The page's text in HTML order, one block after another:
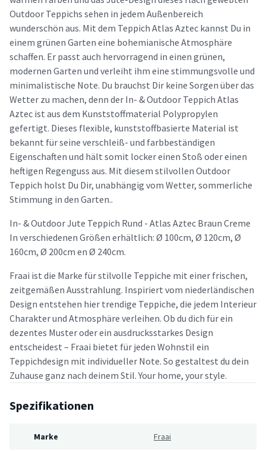
Outdoor Teppichs sehen in jedem Außenbereich
wunderschön aus. Mit dem Teppich Atlas Aztec kannst Du in
einem grünen Garten eine bohemianische Atmosphäre
schaffen. Er passt auch hervorragend in einen grünen,
modernen Garten und verleiht ihm eine stimmungsvolle und
minimalistische Note. Du brauchst Dir keine Sorgen über das
Wetter zu machen, denn der In- & Outdoor Teppich Atlas
Aztec ist aus dem Kunststoffmaterial Polypropylen
gefertigt. Dieses flexible, kunststoffbasierte Material ist
bekannt für seine verschleiß- und farbbeständigen
Eigenschaften und hält somit locker einen Stoß oder einen
heftigen Regenguss aus. Mit diesem stilvollen Outdoor
Teppich holst Du Dir, unabhängig vom Wetter, sommerliche
Stimmung in den Garten..
In- & Outdoor Jute Teppich Rund - Atlas Aztec Braun Creme
In verschiedenen Größen erhältlich: Ø 100cm, Ø 120cm, Ø
160cm, Ø 200cm en Ø 240cm.
Fraai ist die Marke für stilvolle Teppiche mit einer frischen,
zeitgemäßen Ausstrahlung. Inspiriert vom niederländischen
Design entstehen hier trendige Teppiche, die jedem Interieur
Charakter und Atmosphäre verleihen. Ob du dich für ein
dezentes Muster oder ein ausdrucksstarkes Design
entscheidest – Fraai bietet für jeden Wohnstil ein
Teppichdesign mit individueller Note. So gestaltest du dein
Zuhause ganz nach deinem Stil. Your home, your style.
Spezifikationen
Marke
Fraai